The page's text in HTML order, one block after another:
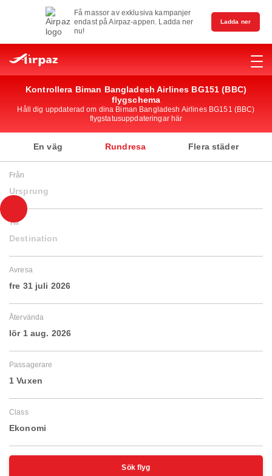
Få massor av exklusiva kampanjer
endast på Airpaz-appen. Ladda ner
nu!
Ladda ner
Kontrollera Biman Bangladesh Airlines BG151 (BBC)
flygschema
Håll dig uppdaterad om dina Biman Bangladesh Airlines BG151 (BBC)
flygstatusuppdateringar här
En väg Rundresa Flera städer
Från
Ursprung
Till
Destination
Avresa
fre 31 juli 2026
Återvända
lör 1 aug. 2026
Passagerare
1 Vuxen
Class
Ekonomi
Sök flyg